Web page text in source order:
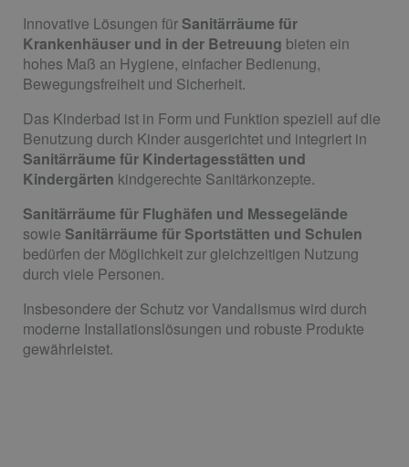
Innovative Lösungen für Sanitärräume für
Krankenhäuser und in der Betreuung bieten ein
hohes Maß an Hygiene, einfacher Bedienung,
Bewegungsfreiheit und Sicherheit.
Das Kinderbad ist in Form und Funktion speziell auf die
Benutzung durch Kinder ausgerichtet und integriert in
Sanitärräume für Kindertagesstätten und
Kindergärten kindgerechte Sanitärkonzepte.
Sanitärräume für Flughäfen und Messegelände
sowie Sanitärräume für Sportstätten und Schulen
bedürfen der Möglichkeit zur gleichzeitigen Nutzung
durch viele Personen.
Insbesondere der Schutz vor Vandalismus wird durch
moderne Installationslösungen und robuste Produkte
gewährleistet.